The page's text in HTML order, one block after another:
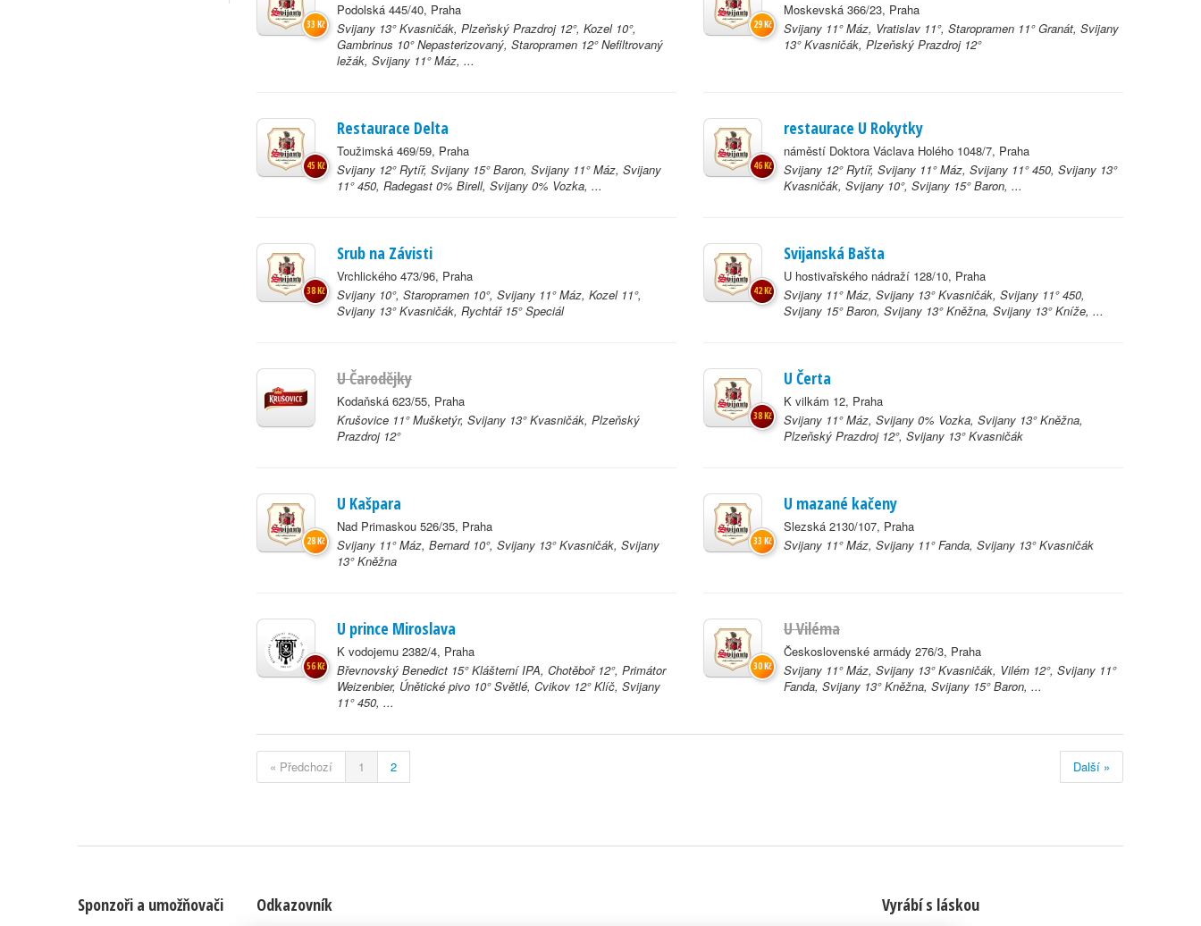
Podolská 445/40, Praha
Svijany 13° Kvasničák, Plzeňský Prazdroj 12°, Kozel 10°,
Gambrinus 10° Nepasterizovaný, Staropramen 12° Nefiltrovaný
ležák, Svijany 11° Máz, ...
33 Kč
Moskevská 366/23, Praha
Svijany 11° Máz, Vratislav 11°, Staropramen 11° Granát, Svijany
13° Kvasničák, Plzeňský Prazdroj 12°
29 Kč
Restaurace Delta
Toužimská 469/59, Praha
Svijany 12° Rytíř, Svijany 15° Baron, Svijany 11° Máz, Svijany
11° 450, Radegast 0% Birell, Svijany 0% Vozka, ...
45 Kč
restaurace U Rokytky
náměstí Doktora Václava Holého 1048/7, Praha
Svijany 12° Rytíř, Svijany 11° Máz, Svijany 11° 450, Svijany 13°
Kvasničák, Svijany 10°, Svijany 15° Baron, ...
46 Kč
Srub na Závisti
Vrchlického 473/96, Praha
Svijany 10°, Staropramen 10°, Svijany 11° Máz, Kozel 11°,
Svijany 13° Kvasničák, Rychtář 15° Speciál
38 Kč
Svijanská Bašta
U hostivařského nádraží 128/10, Praha
Svijany 11° Máz, Svijany 13° Kvasničák, Svijany 11° 450,
Svijany 15° Baron, Svijany 13° Kněžna, Svijany 13° Kníže, ...
42 Kč
U Čarodějky
Kodaňská 623/55, Praha
Krušovice 11° Mušketýr, Svijany 13° Kvasničák, Plzeňský
Prazdroj 12°
U Čerta
K vilkám 12, Praha
Svijany 11° Máz, Svijany 0% Vozka, Svijany 13° Kněžna,
Plzeňský Prazdroj 12°, Svijany 13° Kvasničák
38 Kč
U Kašpara
Nad Primaskou 526/35, Praha
Svijany 11° Máz, Bernard 10°, Svijany 13° Kvasničák, Svijany
13° Kněžna
28 Kč
U mazané kačeny
Slezská 2130/107, Praha
Svijany 11° Máz, Svijany 11° Fanda, Svijany 13° Kvasničák
33 Kč
U prince Miroslava
K vodojemu 2382/4, Praha
Břevnovský Benedict 15° Klášterní IPA, Chotěboř 12°, Primátor
Weizenbier, Únětické pivo 10° Světlé, Cvikov 12° Klíč, Svijany
11° 450, ...
56 Kč
U Viléma
Československé armády 276/3, Praha
Svijany 11° Máz, Svijany 13° Kvasničák, Vilém 12°, Svijany 11°
Fanda, Svijany 13° Kněžna, Svijany 15° Baron, ...
30 Kč
« Předchozí 1 2 Další »
Sponzoři a umožňovači Odkazovník Vyrábí s láskou